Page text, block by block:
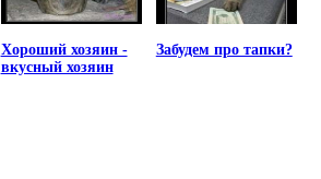
Хороший хозяин -
вкусный хозяин
Забудем про тапки?